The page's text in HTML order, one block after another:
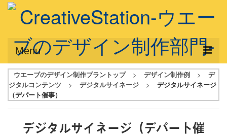
Menu
サービス概要
デザインプラン
デザインアシスト
ウエーブのデザイン制作プラントップ > デザイン制作例 >
デ
ジタルコンテンツ
> デジタルサイネージ >
デジタルサイネージ
（デパート催事）
デジタルサイネージ（デパート催